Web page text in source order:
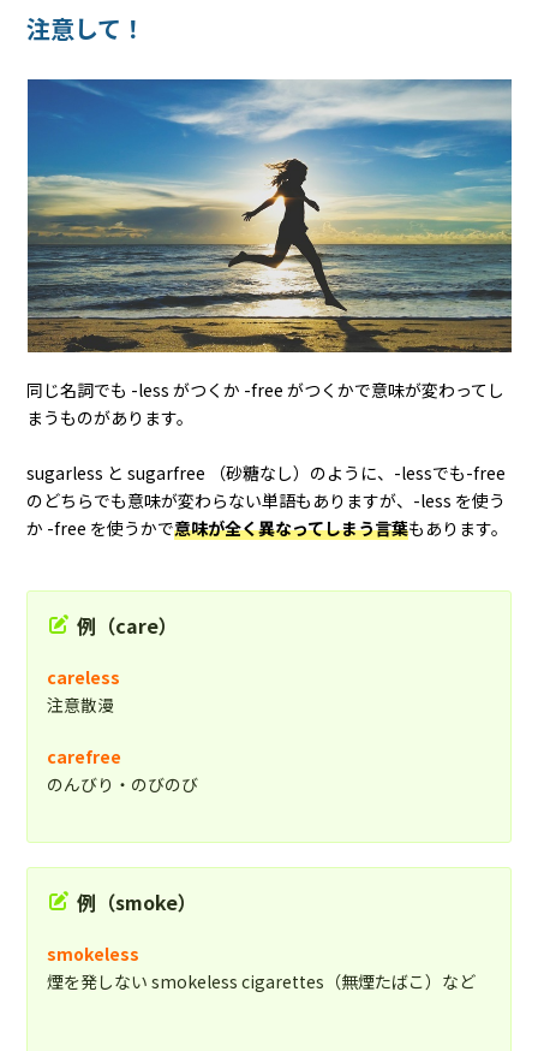
注意して！
同じ名詞でも -less がつくか -free がつくかで意味が変わってし
まうものがあります。
sugarless と sugarfree （砂糖なし）のように、-lessでも-free
のどちらでも意味が変わらない単語もありますが、-less を使う
か -free を使うかで意味が全く異なってしまう言葉もあります。
例（care）
careless
注意散漫
carefree
のんびり・のびのび
例（smoke）
smokeless
煙を発しない smokeless cigarettes（無煙たばこ）など